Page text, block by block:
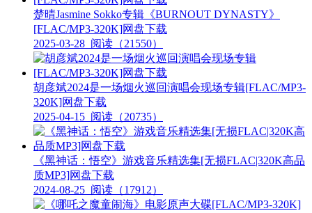
楚晴Jasmine Sokko专辑《BURNOUT DYNASTY》
[FLAC/MP3-320K]网盘下载
2025-03-28 阅读（21550）
胡彦斌2024是一场烟火巡回演唱会现场专辑[FLAC/MP3-
320K]网盘下载
2025-04-15 阅读（20735）
《黑神话：悟空》游戏音乐精选集[无损FLAC|320K高品
质MP3]网盘下载
2024-08-25 阅读（17912）